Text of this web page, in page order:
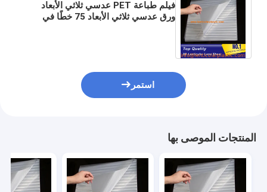
فيلم طباعة PET عدسي ثلاثي الأبعاد
ورق عدسي ثلاثي الأبعاد 75 خطًا في
استمر
المنتجات الموصى بها